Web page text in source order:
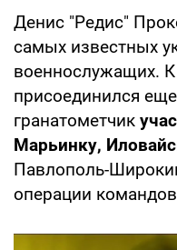
Денис "Редис"
самых известных
военнослужащих. К
присоединился
гранатометчик
Марьинку,
Павлополь-
операции